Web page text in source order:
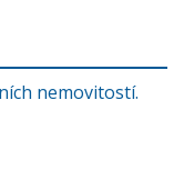
nemovitostí.